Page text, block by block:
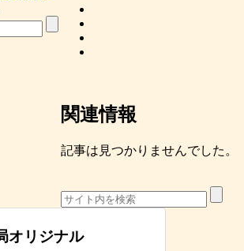
関連情報
記事は見つかりませんでした。
オリジナル